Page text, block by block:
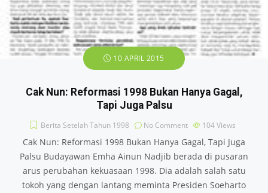
10 APRIL 2015
Cak Nun: Reformasi 1998 Bukan Hanya Gagal,
Tapi Juga Palsu
Berita Setelah Tahun 1998 No Comment 104Views
Cak Nun: Reformasi 1998 Bukan Hanya Gagal, Tapi Juga
Palsu Budayawan Emha Ainun Nadjib berada di pusaran
arus perubahan kekuasaan 1998. Dia adalah salah satu
tokoh yang dengan lantang meminta Presiden Soeharto